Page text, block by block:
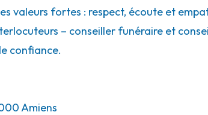
valeurs fortes : respect, écoute et
– conseiller funéraire et
confiance.
Amiens